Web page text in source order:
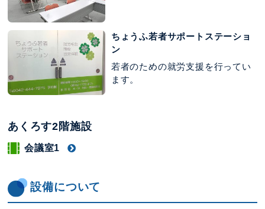
ちょうふ若者サポートステーショ
ン
若者のための就労支援を行ってい
ます。
あくろす2階施設
会議室1
設備について